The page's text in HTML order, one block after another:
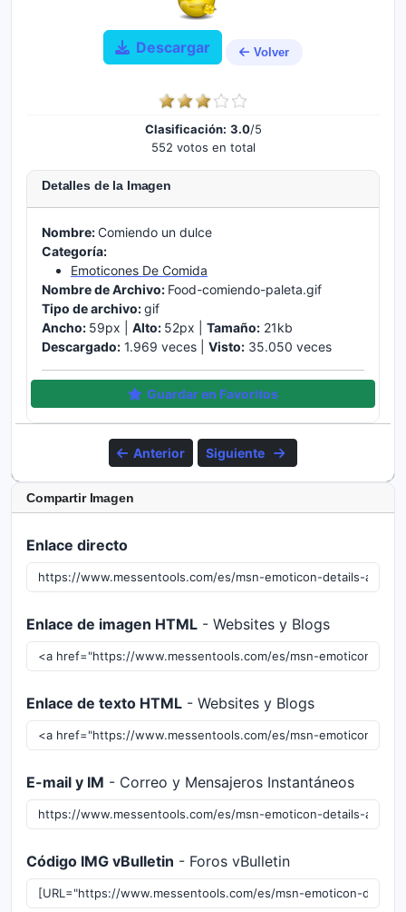
Descargar Volver
Clasificación: 3.0/5
552 votos en total
Detalles de la Imagen
Nombre:Comiendo un dulce
Categoría:
Emoticones De Comida
Nombre de Archivo: Food-comiendo-paleta.gif
Tipo de archivo:gif
Ancho: 59px | Alto: 52px | Tamaño: 21kb
Descargado: 1.969 veces | Visto: 35.050 veces
Guardar en Favoritos
Anterior Siguiente
Compartir Imagen
Enlace directo
Enlace de imagen HTML - Websites y Blogs
Enlace de texto HTML - Websites y Blogs
E-mail y IM - Correo y Mensajeros Instantáneos
Código IMG vBulletin - Foros vBulletin